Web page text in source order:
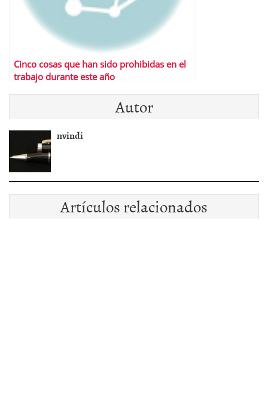
Cinco cosas que han sido prohibidas en el
trabajo durante este año
Autor
nvindi
Artículos relacionados